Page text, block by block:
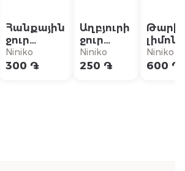
Հանքային
ջուր
«Ջերմուկ»
0.33լ
Niniko
300 ֏
Աղբյուրի
ջուր
«Բյուրեղ»
0.33լ
Niniko
250 ֏
«Չիտո
Niniko
600 ֏